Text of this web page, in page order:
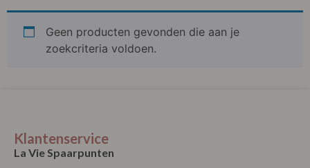
Geen producten gevonden die aan je
zoekcriteria voldoen.
Klantenservice
La Vie Spaarpunten